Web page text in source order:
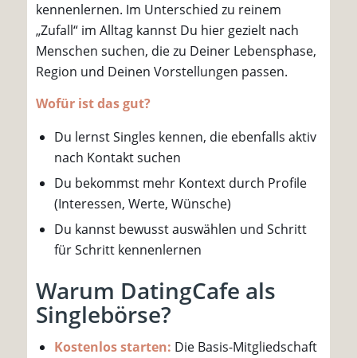
kennenlernen. Im Unterschied zu reinem
„Zufall“ im Alltag kannst Du hier gezielt nach
Menschen suchen, die zu Deiner Lebensphase,
Region und Deinen Vorstellungen passen.
Wofür ist das gut?
Du lernst Singles kennen, die ebenfalls aktiv
nach Kontakt suchen
Du bekommst mehr Kontext durch Profile
(Interessen, Werte, Wünsche)
Du kannst bewusst auswählen und Schritt
für Schritt kennenlernen
Warum DatingCafe als
Singlebörse?
Kostenlos starten: Die Basis-Mitgliedschaft